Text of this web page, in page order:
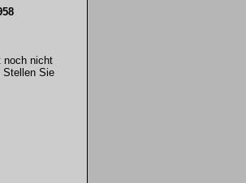
noch nicht
Stellen Sie